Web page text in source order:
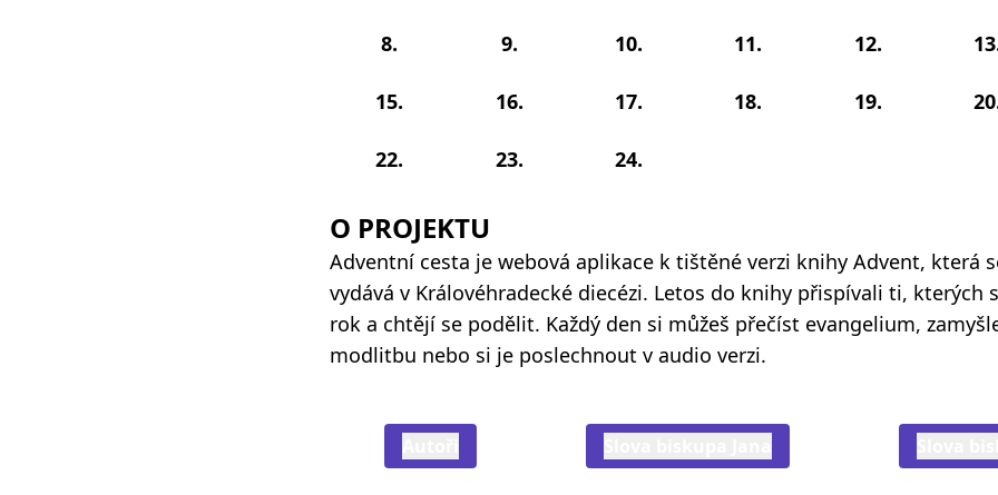
8. 9. 10. 11. 12.
15. 16. 17. 18. 19.
22. 23. 24.
O PROJEKTU
Adventní cesta je webová aplikace k tištěné verzi knihy Advent, která
vydává v Královéhradecké diecézi. Letos do knihy přispívali ti, kterých
rok a chtějí se podělit. Každý den si můžeš přečíst evangelium,
modlitbu nebo si je poslechnout v audio verzi.